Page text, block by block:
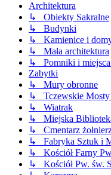
Architektura
↳ Obiekty Sakralne
↳ Budynki
↳ Kamienice i
↳ Mała architektura
↳ Pomniki i miejsca
Zabytki
↳ Mury obronne
↳ Tczewskie Mosty
↳ Wiatrak
↳ Miejska
↳ Cmentarz
↳ Fabryka Sztuk i
↳ Kościół Farny
↳ Kościół Pw. św.